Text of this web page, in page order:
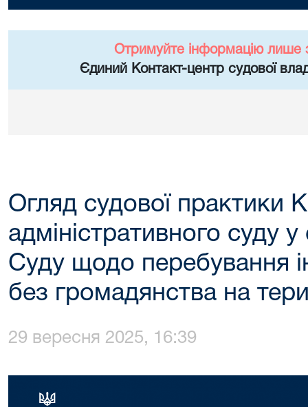
Отримуйте інформацію лише
Єдиний Контакт-центр судової
Огляд судової практики
адміністративного суду
Суду щодо перебування
без громадянства на
29 вересня 2025, 16:39